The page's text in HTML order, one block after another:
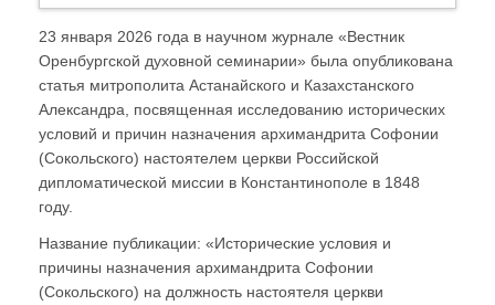
23 января 2026 года в научном журнале «Вестник
Оренбургской духовной семинарии» была опубликована
статья митрополита Астанайского и Казахстанского
Александра, посвященная исследованию исторических
условий и причин назначения архимандрита Софонии
(Сокольского) настоятелем церкви Российской
дипломатической миссии в Константинополе в 1848
году.
Название публикации: «Исторические условия и
причины назначения архимандрита Софонии
(Сокольского) на должность настоятеля церкви